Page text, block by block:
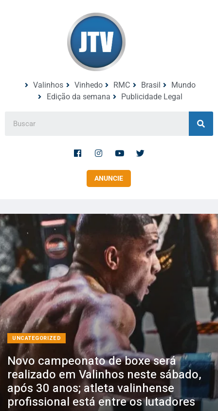
Valinhos Vinhedo RMC Brasil
Mundo
Edição da semana
Publicidade Legal
ANUNCIE
UNCATEGORIZED
Novo campeonato de boxe será
realizado em Valinhos neste sábado,
após 30 anos; atleta valinhense
profissional está entre os lutadores